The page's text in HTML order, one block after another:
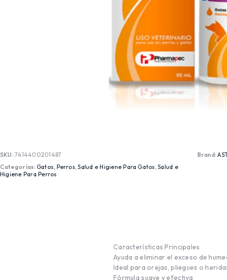
SKU:7414400201487
Categorías: Gatos, Perros,Salud e Higiene Para Gatos ,Salud e
Higiene Para Perros
Brand:
Características Principales
Ayuda a eliminar el exceso de
Ideal para orejas, pliegues o
Fórmula suave y efectiva